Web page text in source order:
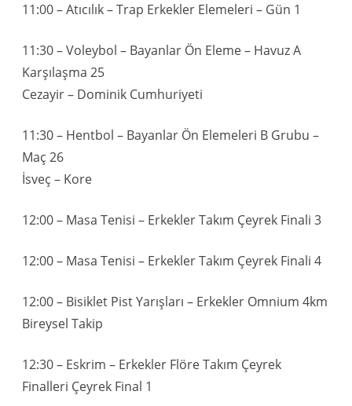
11:00 – Atıcılık – Trap Erkekler Elemeleri – Gün 1
11:30 – Voleybol – Bayanlar Ön Eleme – Havuz A
Karşılaşma 25
Cezayir – Dominik Cumhuriyeti
11:30 – Hentbol – Bayanlar Ön Elemeleri B Grubu –
Maç 26
İsveç – Kore
12:00 – Masa Tenisi – Erkekler Takım Çeyrek Finali 3
12:00 – Masa Tenisi – Erkekler Takım Çeyrek Finali 4
12:00 – Bisiklet Pist Yarışları – Erkekler Omnium 4km
Bireysel Takip
12:30 – Eskrim – Erkekler Flöre Takım Çeyrek
Finalleri Çeyrek Final 1